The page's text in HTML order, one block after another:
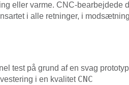
eller varme. CNC-bearbejdede
i alle retninger, i
test på grund af en svag
i en kvalitet CNC